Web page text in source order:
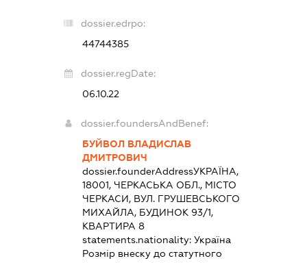
dossier.edrpo:
44744385
dossier.regDate:
06.10.22
dossier.foundersAndBenef:
БУЙВОЛ ВЛАДИСЛАВ
ДМИТРОВИЧ
dossier.founderAddressУКРАЇНА,
18001, ЧЕРКАСЬКА ОБЛ., МІСТО
ЧЕРКАСИ, ВУЛ. ГРУШЕВСЬКОГО
МИХАЙЛА, БУДИНОК 93/1,
КВАРТИРА 8
statements.nationality:Україна
Розмір внеску до статутного